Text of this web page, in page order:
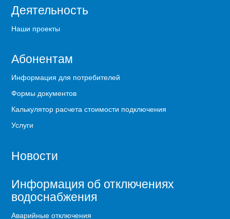
Деятельность
Наши проекты
Абонентам
Информация для потребителей
Формы документов
Калькулятор расчета стоимости подключения
Услуги
Новости
Информация об отключениях
водоснабжения
Аварийные отключения